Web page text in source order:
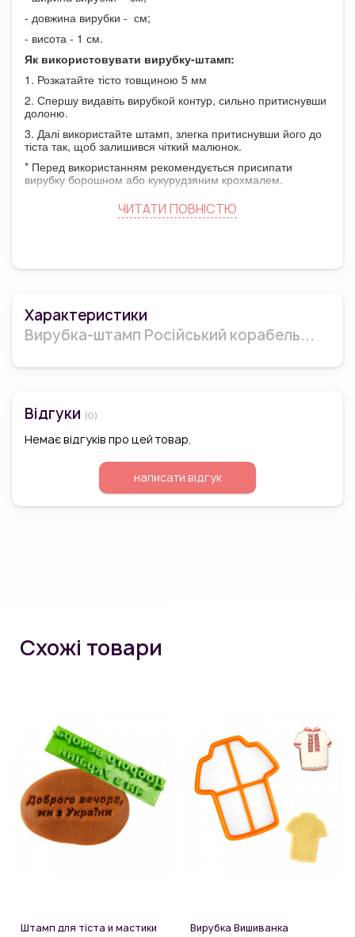
- довжина вирубки - см;
- висота - 1 см.
Як використовувати вирубку-штамп:
1. Розкатайте тісто товщиною 5 мм
2. Спершу видавіть вирубкой контур, сильно притиснувши
долоню.
3. Далі використайте штамп, злегка притиснувши його до
тіста так, щоб залишився чіткий малюнок.
* Перед використанням рекомендується присипати
вирубку борошном або кукурудзяним крохмалем.
Переваги вирубок:;
- прості у використанні - впораються навіть діти;
ЧИТАТИ ПОВНIСТЮ
Характеристики
Вирубка-штамп Російський корабель...
Відгуки (0)
Немає відгуків про цей товар.
написати відгук
Схожі товари
Штамп для тіста и мастики
Вирубка Вишиванка